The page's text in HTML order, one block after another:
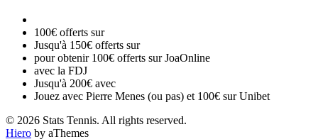
100€ offerts sur
Jusqu'à 150€ offerts sur
pour obtenir 100€ offerts sur JoaOnline
avec la FDJ
Jusqu'à 200€ avec
Jouez avec Pierre Menes (ou pas) et 100€ sur Unibet
© 2026 Stats Tennis. All rights reserved.
Hiero by aThemes